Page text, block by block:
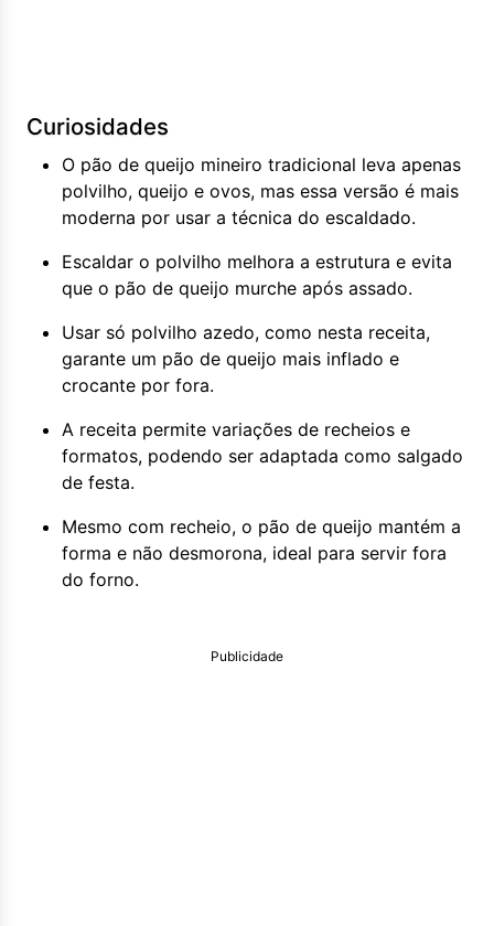
Curiosidades
O pão de queijo mineiro tradicional leva apenas
polvilho, queijo e ovos, mas essa versão é mais
moderna por usar a técnica do escaldado.
Escaldar o polvilho melhora a estrutura e evita
que o pão de queijo murche após assado.
Usar só polvilho azedo, como nesta receita,
garante um pão de queijo mais inflado e
crocante por fora.
A receita permite variações de recheios e
formatos, podendo ser adaptada como salgado
de festa.
Mesmo com recheio, o pão de queijo mantém a
forma e não desmorona, ideal para servir fora
do forno.
Publicidade